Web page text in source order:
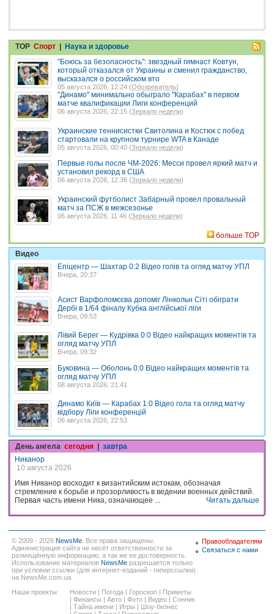
TOP Спорт
Наука и здоровье
"Боюсь за безопасность": звездный гимнаст Ковтун,
который отказался от Украины и сменил гражданство,
высказался о российском вто
05 августа 2026, 12:24 (Обозреватель)
"Динамо" минимально обыграло "Карабах" в первом
матче квалификации Лиги конференций
06 августа 2026, 22:15 (Зеркало недели)
Украинские теннисистки Свитолина и Костюк с побед
стартовали на крупном турнире WTA в Канаде
05 августа 2026, 00:40 (Зеркало недели)
Первые голы после ЧМ-2026: Месси провел яркий матч и
установил рекорд в США
06 августа 2026, 12:36 (Зеркало недели)
Украинский футболист Забарный провел провальный
матч за ПСЖ в межсезонье
06 августа 2026, 11:46 (Зеркало недели)
больше TOP
Видео
Епіцентр — Шахтар 0:2 Відео голів та огляд матчу УПЛ
Вчера, 20:37
Асист Варфоломєєва допоміг Лінкольн Сіті обіграти
Дербі в 1/64 фіналу Кубка англійської ліги
Вчера, 09:53
Лівий Берег — Кудрівка 0:0 Відео найкращих моментів та
огляд матчу УПЛ
Вчера, 09:32
Буковина — Оболонь 0:0 Відео найкращих моментів та
огляд матчу УПЛ
08 августа 2026, 21:41
Динамо Київ — Карабах 1:0 Відео гола та огляд матчу
відбору Ліги конференцій
06 августа 2026, 22:53
День ангела сегодня | завтра
Никанор
10 августа 2026
Имя Никанор восходит к византийским истокам, обозначая
стремление к борьбе и прозорливость в ведении военных действий.
Первая часть имени Ника, означающее ...
Читать дальше
© 2009 - 2026 NewsMe . Все права защищены.
Администрация сайта не несёт ответственности за
размещённую информацию, а так же ее достоверность.
Использование материалов NewsMe разрешается только
при условии ссылки (для интернет-изданий - гиперссылки)
на NewsMe.com.ua.
Наши проекты:
Новости Погода Гороскоп
Приметы
Финансы Авто Фото Видео
Сонник
Тайна имени Игры
Шоу-бизнес
Правообладателям
Связаться с нами